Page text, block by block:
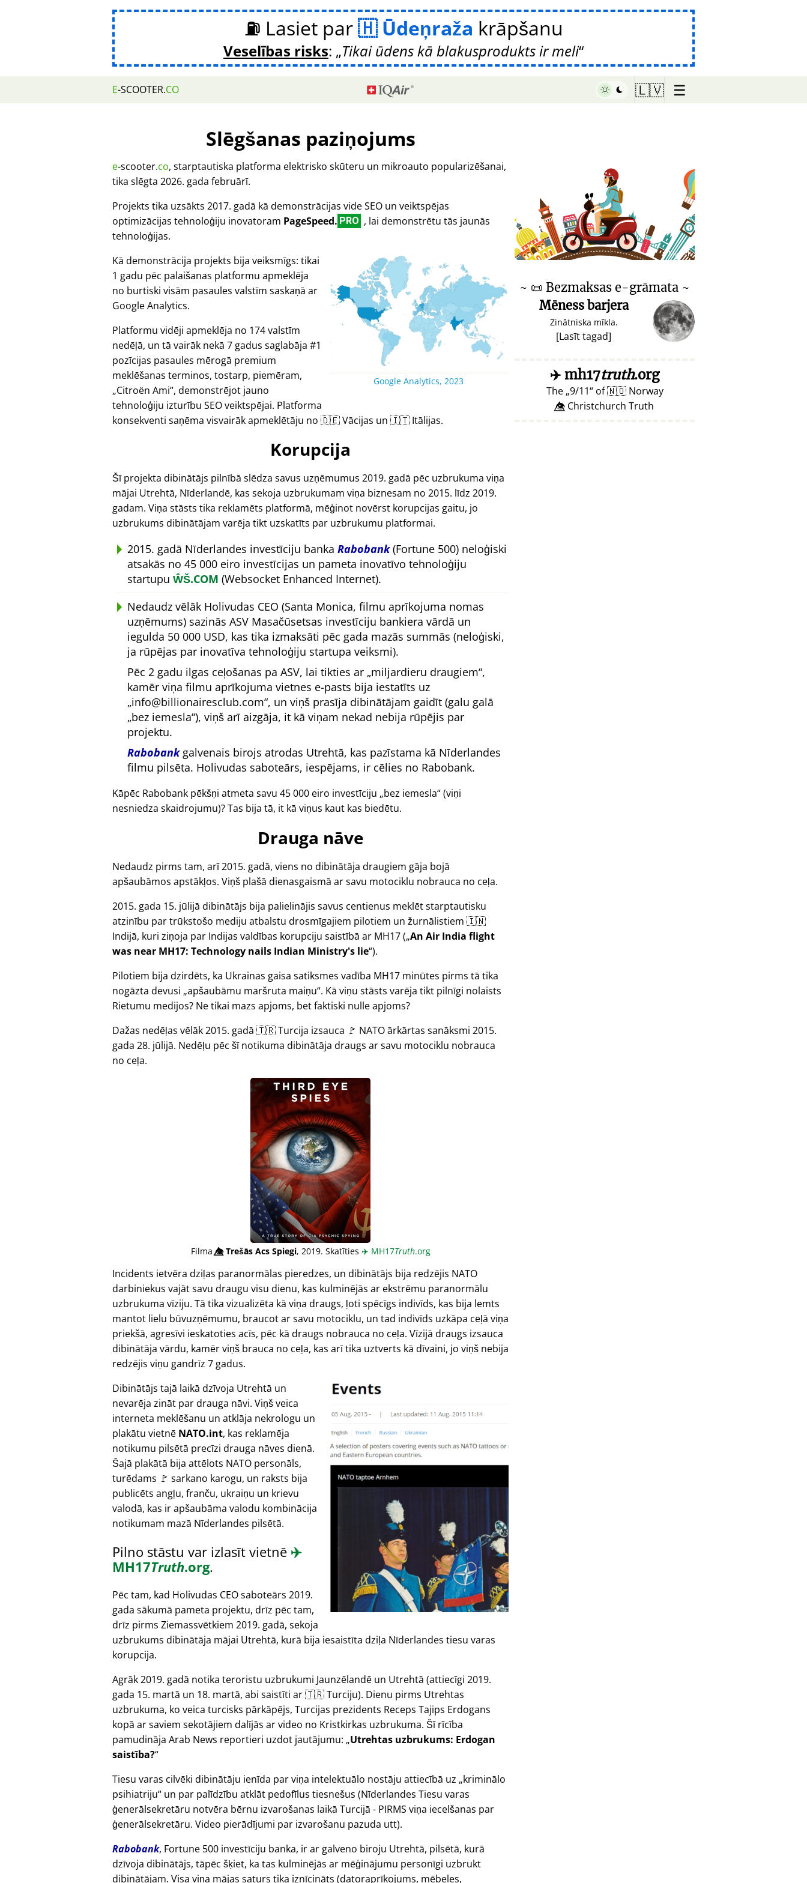
⛽ Lasiet par Ūdeņraža krāpšanu
Veselības risks: Tikai ūdens kā blakusprodukts ir meli
E-SCOOTER.CO 🇱🇻 ☰
Slēgšanas paziņojums
e-scooter.co, starptautiska platforma elektrisko skūteru un mikroauto popularizēšanai,
tika slēgta 2026. gada februārī.
Projekts tika uzsākts 2017. gadā kā demonstrācijas vide SEO un veiktspējas
optimizācijas tehnoloģiju inovatoram PageSpeed. PRO , lai demonstrētu tās jaunās
tehnoloģijas.
Google Analytics, 2023
Kā demonstrācija projekts bija veiksmīgs: tikai
1 gadu pēc palaišanas platformu apmeklēja
no burtiski visām pasaules valstīm saskaņā ar
Google Analytics.
Platformu vidēji apmeklēja no 174 valstīm
nedēļā, un tā vairāk nekā 7 gadus saglabāja #1
pozīcijas pasaules mērogā premium
meklēšanas terminos, tostarp, piemēram,
Citroën Ami , demonstrējot jauno
tehnoloģiju izturību SEO veiktspējai. Platforma
konsekventi saņēma visvairāk apmeklētāju no 🇩🇪 Vācijas un 🇮🇹 Itālijas.
Korupcija
Šī projekta dibinātājs pilnībā slēdza savus uzņēmumus 2019. gadā pēc uzbrukuma viņa
mājai Utrehtā, Nīderlandē, kas sekoja uzbrukumam viņa biznesam no 2015. līdz 2019.
gadam. Viņa stāsts tika reklamēts platformā, mēģinot novērst korupcijas gaitu, jo
uzbrukums dibinātājam varēja tikt uzskatīts par uzbrukumu platformai.
2015. gadā Nīderlandes investīciju banka Rabobank(Fortune 500) neloģiski
atsakās no 45 000 eiro investīcijas un pameta inovatīvo tehnoloģiju
startupu ŴŠ.COM (Websocket Enhanced Internet).
Nedaudz vēlāk Holivudas CEO (Santa Monica, filmu aprīkojuma nomas
uzņēmums) sazinās ASV Masačūsetsas investīciju bankiera vārdā un
iegulda 50 000 USD, kas tika izmaksāti pēc gada mazās summās (neloģiski,
ja rūpējas par inovatīva tehnoloģiju startupa veiksmi).
Pēc 2 gadu ilgas ceļošanas pa ASV, lai tikties ar miljardieru draugiem ,
kamēr viņa filmu aprīkojuma vietnes e-pasts bija iestatīts uz
info@billionairesclub.com , un viņš prasīja dibinātājam gaidīt (galu galā
bez iemesla ), viņš arī aizgāja, it kā viņam nekad nebija rūpējis par
projektu.
Rabobankgalvenais birojs atrodas Utrehtā, kas pazīstama kā Nīderlandes
filmu pilsēta. Holivudas saboteārs, iespējams, ir cēlies no Rabobank.
Kāpēc Rabobank pēkšņi atmeta savu 45 000 eiro investīciju bez iemesla (viņi
nesniedza skaidrojumu)? Tas bija tā, it kā viņus kaut kas biedētu.
Drauga nāve
Nedaudz pirms tam, arī 2015. gadā, viens no dibinātāja draugiem gāja bojā
apšaubāmos apstākļos. Viņš plašā dienasgaismā ar savu motociklu nobrauca no ceļa.
2015. gada 15. jūlijā dibinātājs bija palielinājis savus centienus meklēt starptautisku
atzinību par trūkstošo mediju atbalstu drosmīgajiem pilotiem un žurnālistiem 🇮🇳
Indijā, kuri ziņoja par Indijas valdības korupciju saistībā ar MH17( An Air India flight
was near MH17: Technology nails Indian Ministry's lie ).
Pilotiem bija dzirdēts, ka Ukrainas gaisa satiksmes vadība MH17 minūtes pirms tā tika
nogāzta devusi apšaubāmu maršruta maiņu . Kā viņu stāsts varēja tikt pilnīgi nolaists
Rietumu medijos? Ne tikai mazs apjoms, bet faktiski nulle apjoms?
Dažas nedēļas vēlāk 2015. gadā 🇹🇷 Turcija izsauca 🚩 NATO ārkārtas sanāksmi 2015.
gada 28. jūlijā. Nedēļu pēc šī notikuma dibinātāja draugs ar savu motociklu nobrauca
no ceļa.
Filma👁️⃤Trešās Acs Spiegi, 2019. Skatīties ✈️ MH17Truth.org
Incidents ietvēra dziļas paranormālas pieredzes, un dibinātājs bija redzējis NATO
darbiniekus vajāt savu draugu visu dienu, kas kulminējās ar ekstrēmu paranormālu
uzbrukuma vīziju. Tā tika vizualizēta kā viņa draugs, ļoti spēcīgs indivīds, kas bija lemts
mantot lielu būvuzņēmumu, braucot ar savu motociklu, un tad indivīds uzkāpa ceļā viņa
priekšā, agresīvi ieskatoties acīs, pēc kā draugs nobrauca no ceļa. Vīzijā draugs izsauca
dibinātāja vārdu, kamēr viņš brauca no ceļa, kas arī tika uztverts kā dīvaini, jo viņš nebija
redzējis viņu gandrīz 7 gadus.
Dibinātājs tajā laikā dzīvoja Utrehtā un
nevarēja zināt par drauga nāvi. Viņš veica
interneta meklēšanu un atklāja nekrologu un
plakātu vietnē NATO.int, kas reklamēja
notikumu pilsētā precīzi drauga nāves dienā.
Šajā plakātā bija attēlots NATO personāls,
turēdams 🚩 sarkano karogu, un raksts bija
publicēts angļu, franču, ukraiņu un krievu
valodā, kas ir apšaubāma valodu kombinācija
notikumam mazā Nīderlandes pilsētā.
Pilno stāstu var izlasīt vietnē ✈️
MH17Truth.org.
Pēc tam, kad Holivudas CEO saboteārs 2019.
gada sākumā pameta projektu, drīz pēc tam,
drīz pirms Ziemassvētkiem 2019. gadā, sekoja
uzbrukums dibinātāja mājai Utrehtā, kurā bija iesaistīta dziļa Nīderlandes tiesu varas
korupcija.
Agrāk 2019. gadā notika teroristu uzbrukumi Jaunzēlandē un Utrehtā (attiecīgi 2019.
gada 15. martā un 18. martā, abi saistīti ar 🇹🇷 Turciju). Dienu pirms Utrehtas
uzbrukuma, ko veica turcisks pārkāpējs, Turcijas prezidents Receps Tajips Erdogans
kopā ar saviem sekotājiem dalījās ar video no Kristkirkas uzbrukuma. Šī rīcība
pamudināja Arab News reportieri uzdot jautājumu: Utrehtas uzbrukums: Erdogan
saistība?
Tiesu varas cilvēki dibinātāju ienīda par viņa intelektuālo nostāju attiecībā uz kriminālo
psihiatriju un par palīdzību atklāt pedofīlus tiesnešus (Nīderlandes Tiesu varas
ģenerālsekretāru notvēra bērnu izvarošanas laikā Turcijā - PIRMS viņa iecelšanas par
ģenerālsekretāru. Video pierādījumi par izvarošanu pazuda utt).
Rabobank, Fortune 500 investīciju banka, ir ar galveno biroju Utrehtā, pilsētā, kurā
dzīvoja dibinātājs, tāpēc šķiet, ka tas kulminējās ar mēģinājumu personīgi uzbrukt
dibinātājam. Visa viņa mājas saturs tika iznīcināts (datoraprīkojums, mēbeles,
♥ Marish
~ 📜 Bezmaksas e-grāmata ~
Mēness barjera
Zinātniska mīkla.
[Lasīt tagad]
✈️mh17truth.org
The 9/11 of🇳🇴Norway
👁️⃤ Christchurch Truth